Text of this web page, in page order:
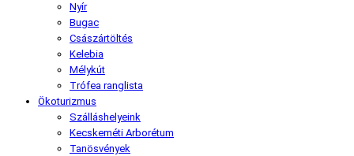
Nyír
Bugac
Császártöltés
Kelebia
Mélykút
Trófea ranglista
Ökoturizmus
Szálláshelyeink
Kecskeméti Arborétum
Tanösvények